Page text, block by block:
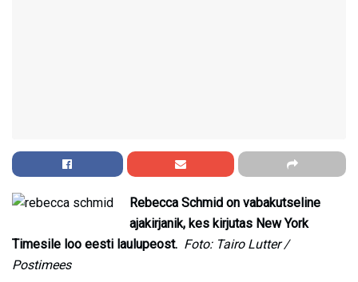
Rebecca Schmid on vabakutseline
ajakirjanik, kes kirjutas New York
Timesile loo eesti laulupeost. Foto: Tairo Lutter /
Postimees